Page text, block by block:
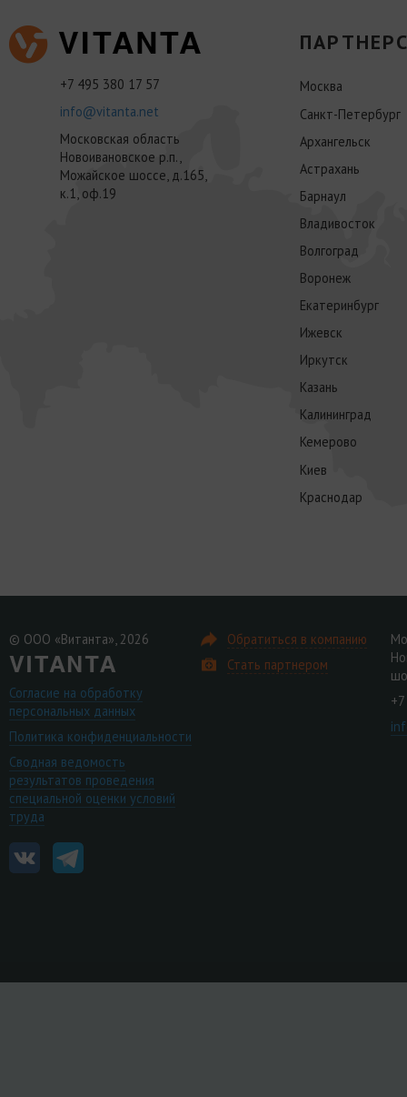
+7 495 380 17 57
info@vitanta.net
Московская область
Новоивановское р.п.,
Можайское шоссе, д.165,
к.1, оф.19
Москва
Санкт-Петербург
Архангельск
Астрахань
Барнаул
Владивосток
Волгоград
Воронеж
Екатеринбург
Ижевск
Иркутск
Казань
Калининград
Кемерово
Киев
Краснодар
© ООО «Витанта», 2026
Согласие на обработку
персональных данных
Политика конфиденциальности
Сводная ведомость
результатов проведения
специальной оценки условий
труда
Обратиться в компанию
Стать партнером